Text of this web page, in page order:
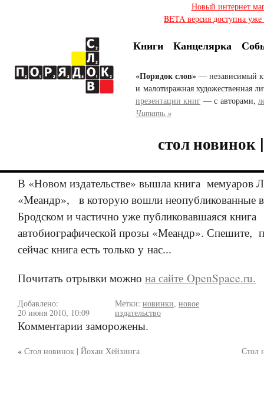
Новый интернет
BETA версия доступна
Книги Канцелярка
«Порядок слов» — независимый
и малотиражная художественная
презентации книг — с авторами,
Читать »
стол новинок
В «Новом издательстве» вышла книга мемуаров
«Меандр», в которую вошли неопубликованные
Бродском и частично уже публиковавшаяся книга
автобиографической прозы «Меандр». Спешите,
сейчас книга есть только у нас...
Почитать отрывки можно на сайте OpenSpace.ru.
Добавлено:
20 июня 2010, 10:09
Метки: новинки, новое
издательство
Комментарии заморожены.
« Стол новинок | Йохан Хёйзинга Стол